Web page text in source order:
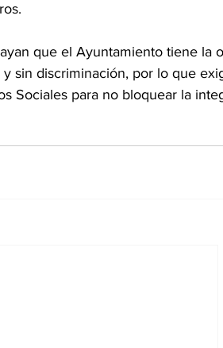
que el Ayuntamiento tiene la
sin discriminación, por lo que
Sociales para no bloquear la